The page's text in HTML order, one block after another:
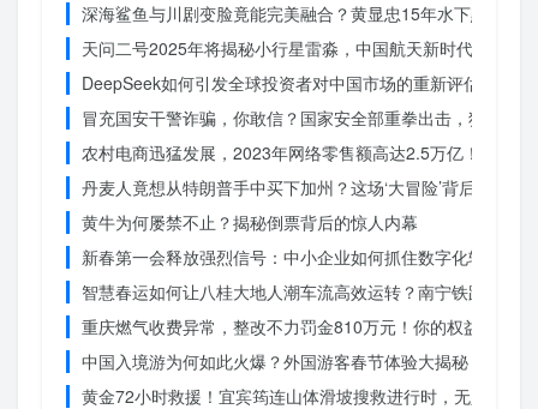
深海鲨鱼与川剧变脸竟能完美融合？黄显忠15年水下默剧惊
天问二号2025年将揭秘小行星雷淼，中国航天新时代即将开
DeepSeek如何引发全球投资者对中国市场的重新评估？
冒充国安干警诈骗，你敢信？国家安全部重拳出击，犯罪团
农村电商迅猛发展，2023年网络零售额高达2.5万亿！你还在
丹麦人竟想从特朗普手中买下加州？这场‘大冒险’背后藏着什
黄牛为何屡禁不止？揭秘倒票背后的惊人内幕
新春第一会释放强烈信号：中小企业如何抓住数字化转型的
智慧春运如何让八桂大地人潮车流高效运转？南宁铁路枢纽
重庆燃气收费异常，整改不力罚金810万元！你的权益被侵犯
中国入境游为何如此火爆？外国游客春节体验大揭秘
黄金72小时救援！宜宾筠连山体滑坡搜救进行时，无人机遥